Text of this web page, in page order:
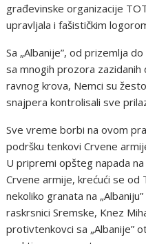
građevinske organizacije
upravljala i fašističkim
Sa „Albanije”, od prizemlja
sa mnogih prozora
ravnog krova, Nemci su
snajpera kontrolisali sve
Sve vreme borbi na ovom
podršku tenkovi Crvene
U pripremi opšteg napada
Crvene armije, krećući se
nekoliko granata na
raskrsnici Sremske, Knez
protivtenkovci sa „Albanije”